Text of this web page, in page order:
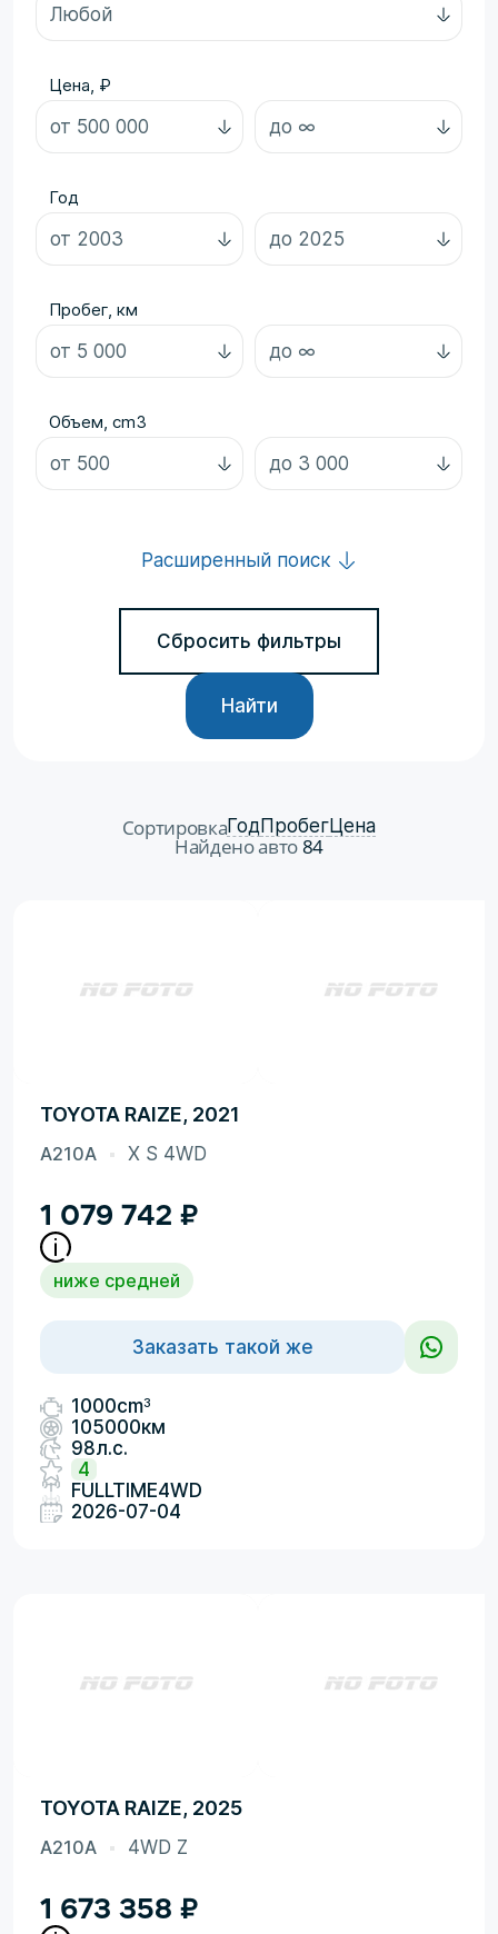
Цена, ₽
Год
Пробег, км
Объем, cm3
Расширенный поиск
Сбросить фильтры
Найти
СортировкаГодПробегЦена
Найдено авто 84
TOYOTA RAIZE, 2021
A210A X S 4WD
1 079 742 ₽
ниже средней
Заказать такой же
1000cm3
105000км
98л.с.
4
FULLTIME4WD
2026-07-04
TOYOTA RAIZE, 2025
A210A 4WD Z
1 673 358 ₽